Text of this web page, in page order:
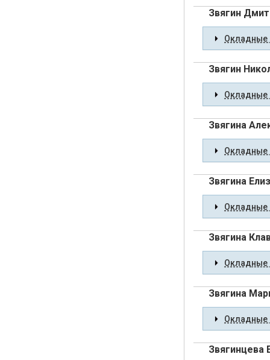
Звягин
Окладные
Звягин
Окладные
Звягина
Окладные
Звягина
Окладные
Звягина
Окладные
Звягина
Окладные
Звягинцева